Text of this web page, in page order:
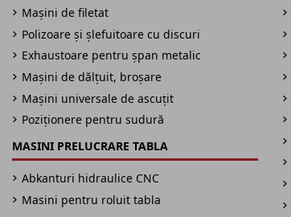
Mașini de filetat
Polizoare și șlefuitoare cu discuri
Exhaustoare pentru șpan metalic
Mașini de dălțuit, broșare
Mașini universale de ascuțit
Poziționere pentru sudură
MASINI PRELUCRARE TABLA
Abkanturi hidraulice CNC
Masini pentru roluit tabla